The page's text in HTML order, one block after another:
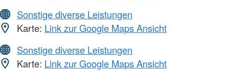
Sonstige diverse Leistungen
Karte: Link zur Google Maps Ansicht
Sonstige diverse Leistungen
Karte: Link zur Google Maps Ansicht